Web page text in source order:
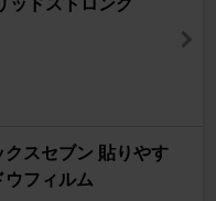
ッドストロング
クスセブン 貼りやす
ウフィルム